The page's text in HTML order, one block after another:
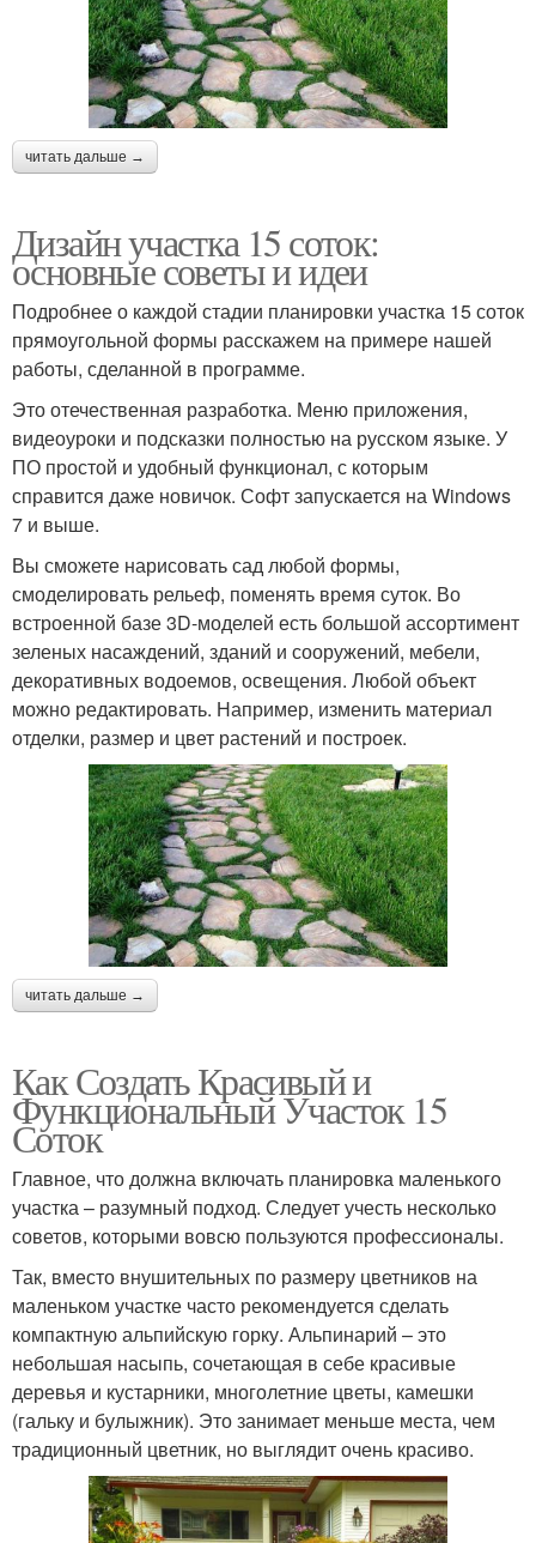
читать дальше →
Дизайн участка 15 соток:
основные советы и идеи
Подробнее о каждой стадии планировки участка 15 соток
прямоугольной формы расскажем на примере нашей
работы, сделанной в программе.
Это отечественная разработка. Меню приложения,
видеоуроки и подсказки полностью на русском языке. У
ПО простой и удобный функционал, с которым
справится даже новичок. Софт запускается на Windows
7 и выше.
Вы сможете нарисовать сад любой формы,
смоделировать рельеф, поменять время суток. Во
встроенной базе 3D-моделей есть большой ассортимент
зеленых насаждений, зданий и сооружений, мебели,
декоративных водоемов, освещения. Любой объект
можно редактировать. Например, изменить материал
отделки, размер и цвет растений и построек.
читать дальше →
Как Создать Красивый и
Функциональный Участок 15
Соток
Главное, что должна включать планировка маленького
участка – разумный подход. Следует учесть несколько
советов, которыми вовсю пользуются профессионалы.
Так, вместо внушительных по размеру цветников на
маленьком участке часто рекомендуется сделать
компактную альпийскую горку. Альпинарий – это
небольшая насыпь, сочетающая в себе красивые
деревья и кустарники, многолетние цветы, камешки
(гальку и булыжник). Это занимает меньше места, чем
традиционный цветник, но выглядит очень красиво.